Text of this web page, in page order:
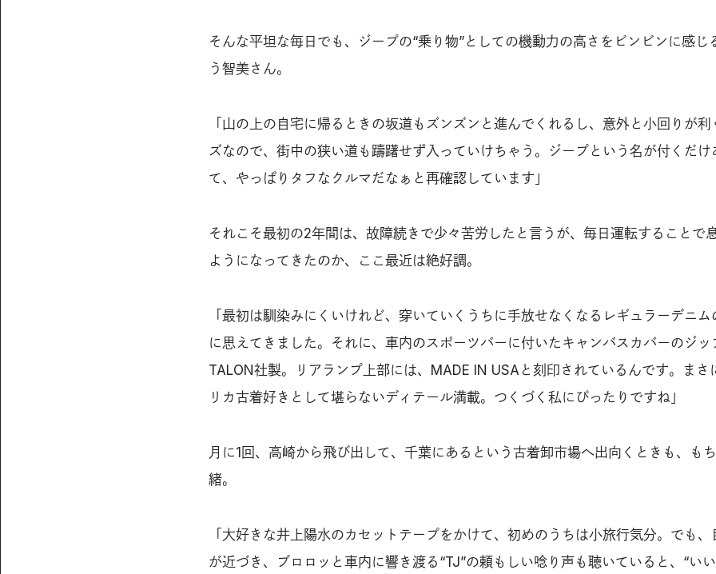
そんな平坦な毎日でも、ジープの“乗り物”としての機動力の高さをビンビンに感じ
う智美さん。
「山の上の自宅に帰るときの坂道もズンズンと進んでくれるし、意外と小回りが利
ズなので、街中の狭い道も躊躇せず入っていけちゃう。ジープという名が付くだけ
て、やっぱりタフなクルマだなぁと再確認しています」
それこそ最初の2年間は、故障続きで少々苦労したと言うが、毎日運転することで
ようになってきたのか、ここ最近は絶好調。
「最初は馴染みにくいけれど、穿いていくうちに手放せなくなるレギュラーデニム
に思えてきました。それに、車内のスポーツバーに付いたキャンバスカバーのジッ
TALON社製。リアランプ上部には、MADE IN USAと刻印されているんです。まさ
リカ古着好きとして堪らないディテール満載。つくづく私にぴったりですね」
月に1回、高崎から飛び出して、千葉にあるという古着卸市場へ出向くときも、も
緒。
「大好きな井上陽水のカセットテープをかけて、初めのうちは小旅行気分。でも、
が近づき、ブロロッと車内に響き渡る“TJ”の頼もしい唸り声も聴いていると、“い